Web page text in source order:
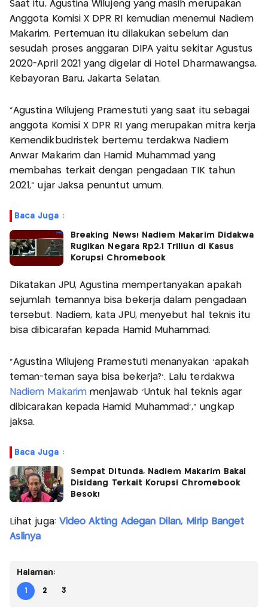
Saat itu, Agustina Wilujeng yang masih merupakan
Anggota Komisi X DPR RI kemudian menemui Nadiem
Makarim. Pertemuan itu dilakukan sebelum dan
sesudah proses anggaran DIPA yaitu sekitar Agustus
2020-April 2021 yang digelar di Hotel Dharmawangsa,
Kebayoran Baru, Jakarta Selatan.
"Agustina Wilujeng Pramestuti yang saat itu sebagai
anggota Komisi X DPR RI yang merupakan mitra kerja
Kemendikbudristek bertemu terdakwa Nadiem
Anwar Makarim dan Hamid Muhammad yang
membahas terkait dengan pengadaan TIK tahun
2021," ujar Jaksa penuntut umum.
Baca Juga :
Breaking News! Nadiem Makarim Didakwa
Rugikan Negara Rp2,1 Triliun di Kasus
Korupsi Chromebook
Dikatakan JPU, Agustina mempertanyakan apakah
sejumlah temannya bisa bekerja dalam pengadaan
tersebut. Nadiem, kata JPU, menyebut hal teknis itu
bisa dibicarafan kepada Hamid Muhammad.
"Agustina Wilujeng Pramestuti menanyakan 'apakah
teman-teman saya bisa bekerja?'. Lalu terdakwa
Nadiem Makarim menjawab 'Untuk hal teknis agar
dibicarakan kepada Hamid Muhammad'," ungkap
jaksa.
Baca Juga :
Sempat Ditunda, Nadiem Makarim Bakal
Disidang Terkait Korupsi Chromebook
Besok!
Lihat juga: Video Akting Adegan Dilan, Mirip Banget
Aslinya
Halaman:
1 2 3